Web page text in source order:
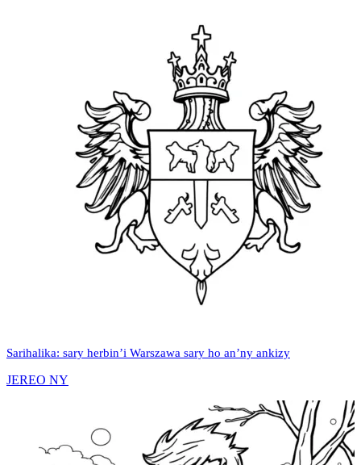
Sarihalika: sary herbin’i Warszawa sary ho an’ny ankizy
JEREO NY